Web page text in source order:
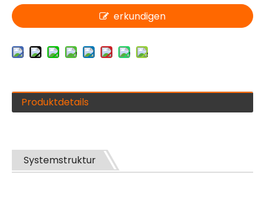
erkundigen
Produktdetails
Systemstruktur